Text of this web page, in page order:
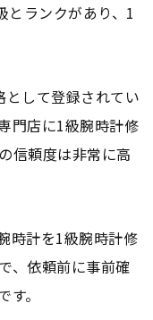
とランクがあり、1
して登録されてい
門店に1級腕時計修
信頼度は非常に高
時計を1級腕時計修
、依頼前に事前確
。